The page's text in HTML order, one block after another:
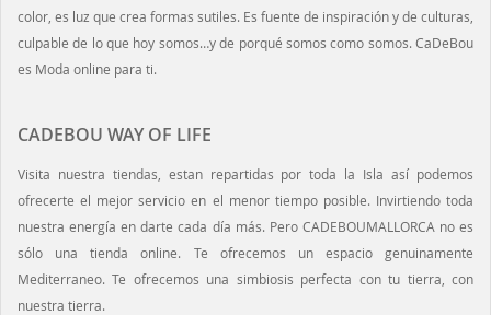
color, es luz que crea formas sutiles. Es fuente de inspiración y de culturas,
culpable de lo que hoy somos…y de porqué somos como somos. CaDeBou
es Moda online para ti.
CADEBOU WAY OF LIFE
Visita nuestra tiendas, estan repartidas por toda la Isla así podemos
ofrecerte el mejor servicio en el menor tiempo posible. Invirtiendo toda
nuestra energía en darte cada día más. Pero CADEBOUMALLORCA no es
sólo una tienda online. Te ofrecemos un espacio genuinamente
Mediterraneo. Te ofrecemos una simbiosis perfecta con tu tierra, con
nuestra tierra.